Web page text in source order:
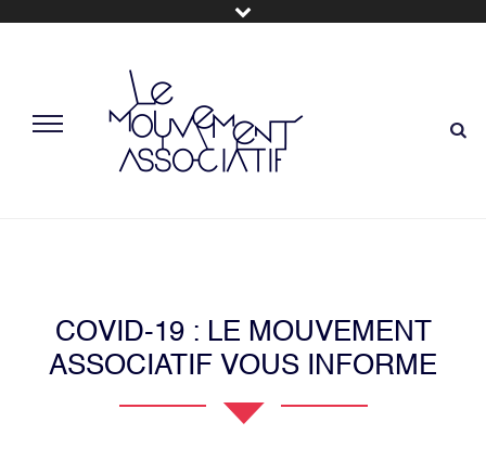
COVID-19 : LE MOUVEMENT
ASSOCIATIF VOUS INFORME